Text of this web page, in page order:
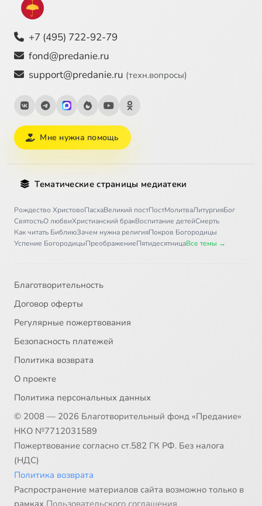
+7 (495) 722-92-79
fond@predanie.ru
support@predanie.ru (техн.вопросы)
Мне нужна помощь
Тематические страницы медиатеки
Рождество ХристовоПасхаВеликий постПостМолитваЛитургияБог
СвятостьО любвиХристианский бракВоспитание детейСмерть
Как читать БиблиюЗачем нужна религияПокров Богородицы
Успение БогородицыПреображениеПятидесятницаВсе темы →
Благотворительность
Договор оферты
Регулярные пожертвования
Безопасность платежей
Политика возврата
О проекте
Политика персональных данных
© 2008 — 2026 Благотворительный фонд «Предание»
НКО №7712031589
Пожертвование согласно ст.582 ГК РФ. Без налога
(НДС)
Политика возврата
Распространение материалов сайта возможно только в